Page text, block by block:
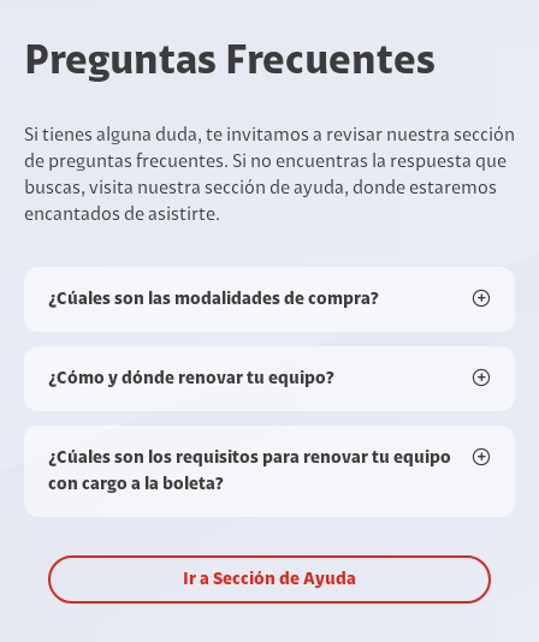
Preguntas Frecuentes
Si tienes alguna duda, te invitamos a revisar nuestra sección
de preguntas frecuentes. Si no encuentras la respuesta que
buscas, visita nuestra sección de ayuda, donde estaremos
encantados de asistirte.
¿Cúales son las modalidades de compra?
¿Cómo y dónde renovar tu equipo?
¿Cúales son los requisitos para renovar tu equipo
con cargo a la boleta?
Ir a Sección de Ayuda